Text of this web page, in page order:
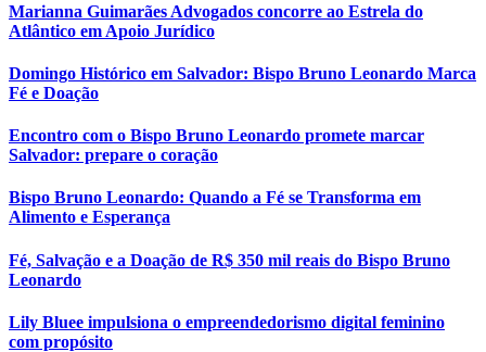
Marianna Guimarães Advogados concorre ao Estrela do
Atlântico em Apoio Jurídico
Domingo Histórico em Salvador: Bispo Bruno Leonardo Marca
Fé e Doação
Encontro com o Bispo Bruno Leonardo promete marcar
Salvador: prepare o coração
Bispo Bruno Leonardo: Quando a Fé se Transforma em
Alimento e Esperança
Fé, Salvação e a Doação de R$ 350 mil reais do Bispo Bruno
Leonardo
Lily Bluee impulsiona o empreendedorismo digital feminino
com propósito